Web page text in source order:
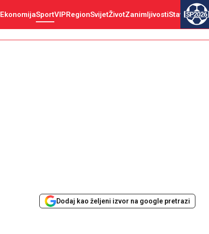
EkonomijaSportVIPRegionSvijetŽivotZanimljivostiStav SP2026
Dodaj kao željeni izvor na google pretrazi